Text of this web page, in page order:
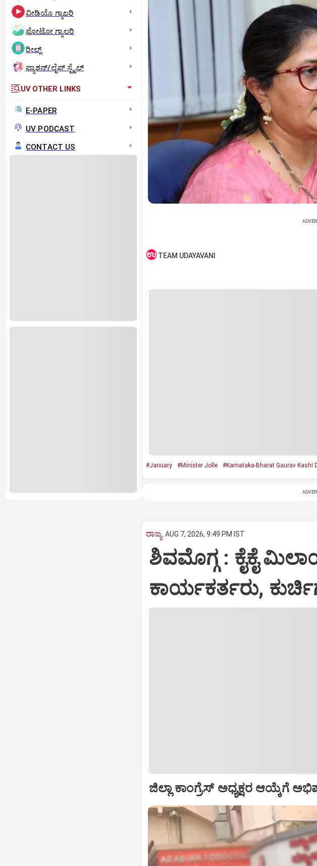
ವೀಡಿಯೊ ಗ್ಯಾಲರಿ
ಫೋಟೋ ಗ್ಯಾಲರಿ
ರೀಲ್ಸ್
ಫ್ಯಾಶನ್/ಲೈಫ್‌ ಸ್ಟೈಲ್
UV OTHER LINKS
E-PAPER
UV PODCAST
CONTACT US
TEAM UDAYAVANI
#January #Minister Jolle #Karnataka-Bharat Gaurav Kashi
ರಾಜ್ಯ AUG 7, 2026, 9:49 PM IST
ಶಿವಮೊಗ್ಗ : ಕೈಕೈ
ಕಾರ್ಯಕರ್ತರು,
ಜಿಲ್ಲಾ ಕಾಂಗ್ರೆಸ್ ಅಧ್ಯಕ್ಷರ ಆಯ್ಕೆಗೆ